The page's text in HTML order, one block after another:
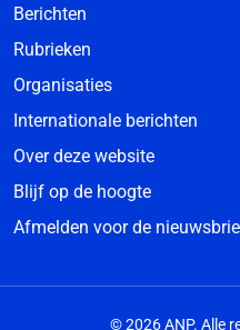
Berichten
Rubrieken
Organisaties
Internationale berichten
Over deze website
Blijf op de hoogte
Afmelden voor de
© 2026 ANP. Alle